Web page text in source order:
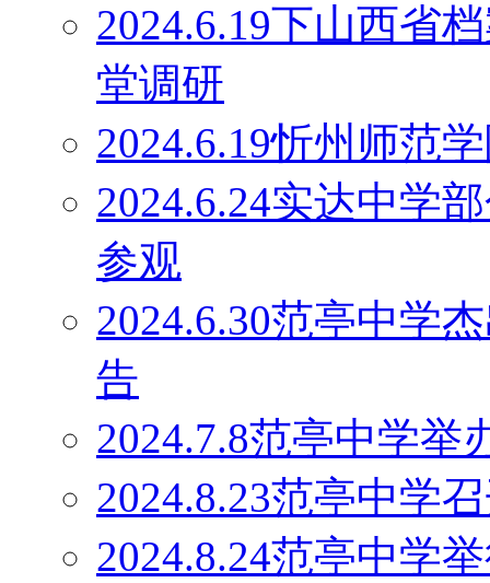
2024.6.19下山西省
堂调研
2024.6.19忻州师范
2024.6.24实达中学
参观
2024.6.30范亭中学
告
2024.7.8范亭中学举
2024.8.23范亭中学
2024.8.24范亭中学